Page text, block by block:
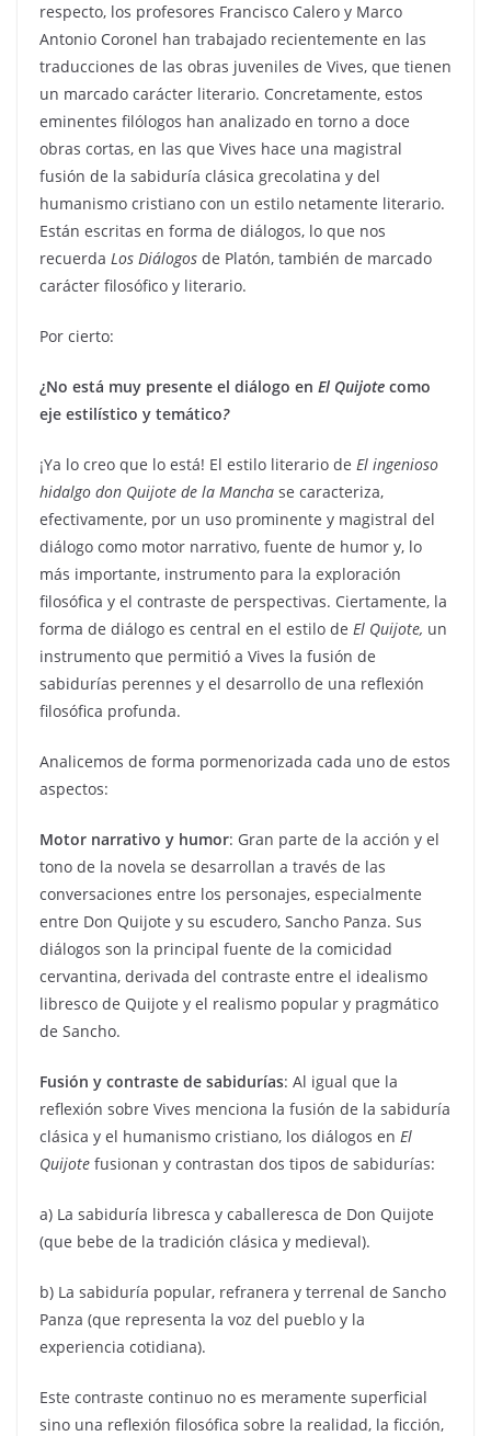
respecto, los profesores Francisco Calero y Marco
Antonio Coronel han trabajado recientemente en las
traducciones de las obras juveniles de Vives, que tienen
un marcado carácter literario. Concretamente, estos
eminentes filólogos han analizado en torno a doce
obras cortas, en las que Vives hace una magistral
fusión de la sabiduría clásica grecolatina y del
humanismo cristiano con un estilo netamente literario.
Están escritas en forma de diálogos, lo que nos
recuerda Los Diálogos de Platón, también de marcado
carácter filosófico y literario.
Por cierto:
¿No está muy presente el diálogo en El Quijote como
eje estilístico y temático?
¡Ya lo creo que lo está! El estilo literario de El ingenioso
hidalgo don Quijote de la Mancha se caracteriza,
efectivamente, por un uso prominente y magistral del
diálogo como motor narrativo, fuente de humor y, lo
más importante, instrumento para la exploración
filosófica y el contraste de perspectivas. Ciertamente, la
forma de diálogo es central en el estilo de El Quijote, un
instrumento que permitió a Vives la fusión de
sabidurías perennes y el desarrollo de una reflexión
filosófica profunda.
Analicemos de forma pormenorizada cada uno de estos
aspectos:
Motor narrativo y humor: Gran parte de la acción y el
tono de la novela se desarrollan a través de las
conversaciones entre los personajes, especialmente
entre Don Quijote y su escudero, Sancho Panza. Sus
diálogos son la principal fuente de la comicidad
cervantina, derivada del contraste entre el idealismo
libresco de Quijote y el realismo popular y pragmático
de Sancho.
Fusión y contraste de sabidurías: Al igual que la
reflexión sobre Vives menciona la fusión de la sabiduría
clásica y el humanismo cristiano, los diálogos en El
Quijote fusionan y contrastan dos tipos de sabidurías:
a) La sabiduría libresca y caballeresca de Don Quijote
(que bebe de la tradición clásica y medieval).
b) La sabiduría popular, refranera y terrenal de Sancho
Panza (que representa la voz del pueblo y la
experiencia cotidiana).
Este contraste continuo no es meramente superficial
sino una reflexión filosófica sobre la realidad, la ficción,